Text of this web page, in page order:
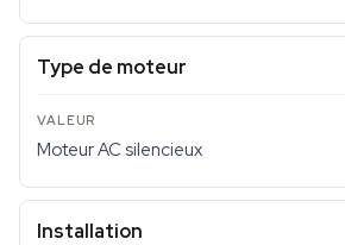
Type de moteur
Moteur AC silencieux
Installation